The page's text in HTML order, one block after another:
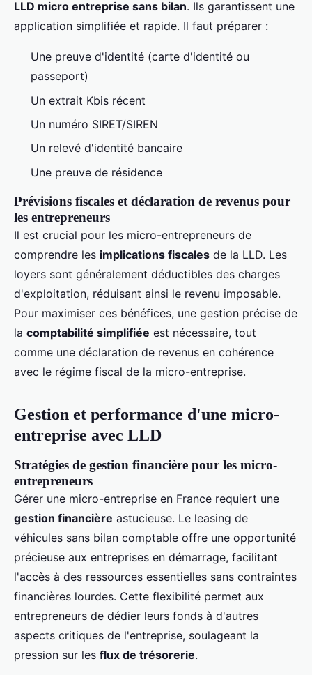
LLD micro entreprise sans bilan. Ils garantissent une
application simplifiée et rapide. Il faut préparer :
Une preuve d'identité (carte d'identité ou
passeport)
Un extrait Kbis récent
Un numéro SIRET/SIREN
Un relevé d'identité bancaire
Une preuve de résidence
Prévisions fiscales et déclaration de revenus pour
les entrepreneurs
Il est crucial pour les micro-entrepreneurs de
comprendre les implications fiscales de la LLD. Les
loyers sont généralement déductibles des charges
d'exploitation, réduisant ainsi le revenu imposable.
Pour maximiser ces bénéfices, une gestion précise de
la comptabilité simplifiée est nécessaire, tout
comme une déclaration de revenus en cohérence
avec le régime fiscal de la micro-entreprise.
Gestion et performance d'une micro-
entreprise avec LLD
Stratégies de gestion financière pour les micro-
entrepreneurs
Gérer une micro-entreprise en France requiert une
gestion financière astucieuse. Le leasing de
véhicules sans bilan comptable offre une opportunité
précieuse aux entreprises en démarrage, facilitant
l'accès à des ressources essentielles sans contraintes
financières lourdes. Cette flexibilité permet aux
entrepreneurs de dédier leurs fonds à d'autres
aspects critiques de l'entreprise, soulageant la
pression sur les flux de trésorerie.